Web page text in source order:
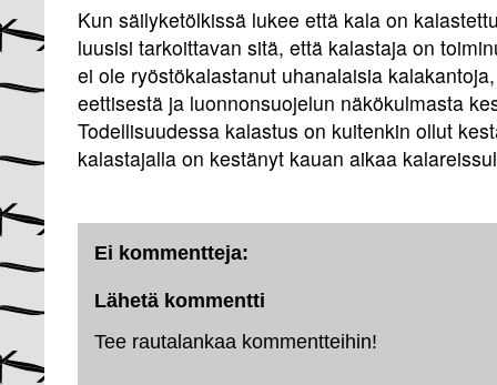
Kun säilyketölkissä lukee että kala on
luusisi tarkoittavan sitä, että kalastaja on
ei ole ryöstökalastanut uhanalaisia
eettisestä ja luonnonsuojelun näkökulmasta
Todellisuudessa kalastus on kuitenkin ollut
kalastajalla on kestänyt kauan aikaa
Ei kommentteja:
Lähetä kommentti
Tee rautalankaa kommentteihin!